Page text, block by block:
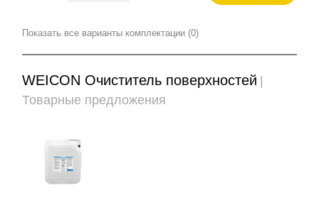
Показать все варианты комплектации (0)
WEICON Очиститель поверхностей |
Товарные предложения